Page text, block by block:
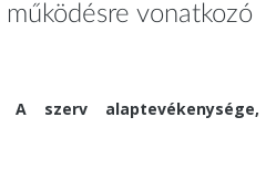
vonatkozó
szerv alaptevékenysége,